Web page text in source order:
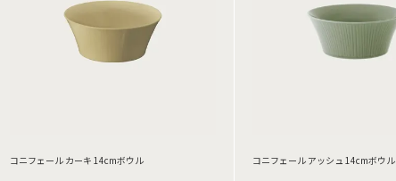
コニフェール カーキ 14cmボウル コニフェール アッシュ 14cmボウル